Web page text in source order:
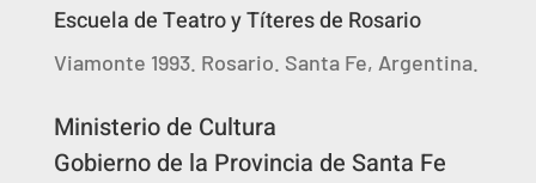
Escuela de Teatro y Títeres de Rosario
Viamonte 1993. Rosario. Santa Fe, Argentina.
Ministerio de Cultura
Gobierno de la Provincia de Santa Fe